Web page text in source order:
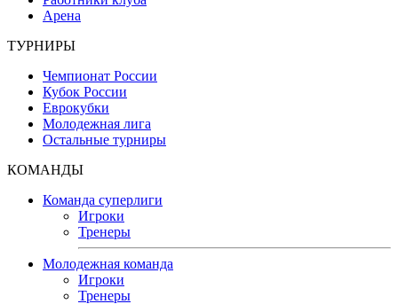
Арена
ТУРНИРЫ
Чемпионат России
Кубок России
Еврокубки
Молодежная лига
Остальные турниры
КОМАНДЫ
Команда суперлиги
Игроки
Тренеры
Молодежная команда
Игроки
Тренеры